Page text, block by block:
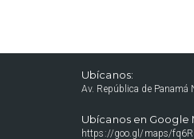
Ubícanos:
Av. República de Panamá
Ubícanos en Google
https://goo.gl/maps/